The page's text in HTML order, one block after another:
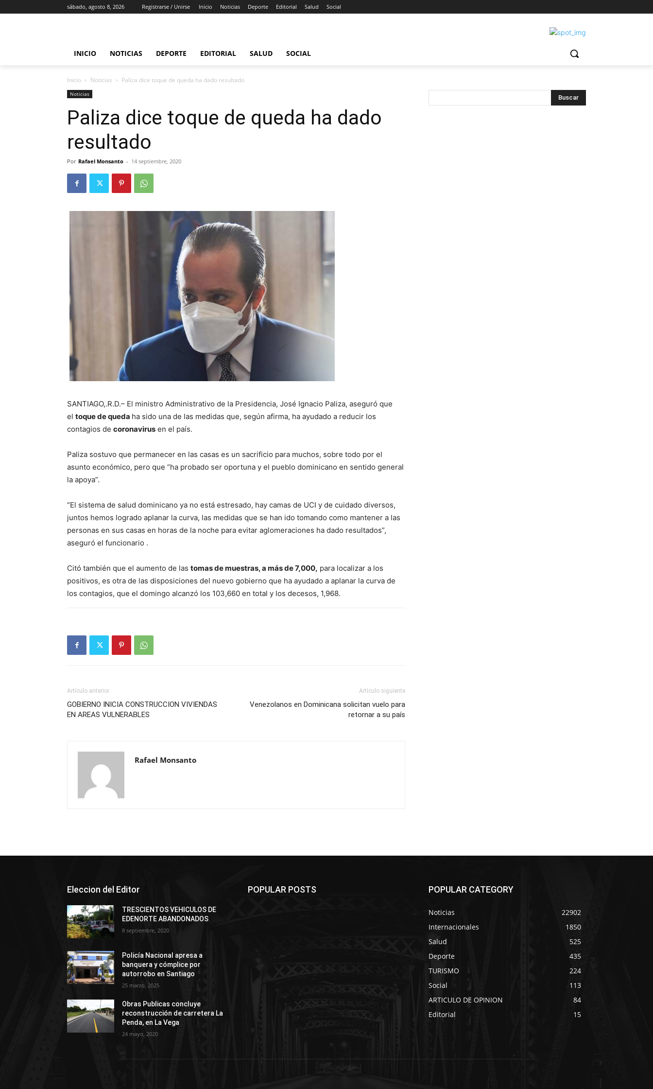
sábado, agosto 8, 2026 Registrarse / Unirse Inicio Noticias Deporte Editorial Salud Social
INICIO NOTICIAS DEPORTE EDITORIAL SALUD SOCIAL
Inicio Noticias Paliza dice toque de queda ha dado resultado
Noticias
Paliza dice toque de queda ha dado
resultado
Por Rafael Monsanto - 14 septiembre, 2020
SANTIAGO,.R.D.– El ministro Administrativo de la Presidencia, José Ignacio Paliza, aseguró que
el toque de queda ha sido una de las medidas que, según afirma, ha ayudado a reducir los
contagios de coronavirus en el país.
Paliza sostuvo que permanecer en las casas es un sacrificio para muchos, sobre todo por el
asunto económico, pero que “ha probado ser oportuna y el pueblo dominicano en sentido general
la apoya”.
“El sistema de salud dominicano ya no está estresado, hay camas de UCI y de cuidado diversos,
juntos hemos logrado aplanar la curva, las medidas que se han ido tomando como mantener a las
personas en sus casas en horas de la noche para evitar aglomeraciones ha dado resultados”,
aseguró el funcionario .
Citó también que el aumento de las tomas de muestras, a más de 7,000, para localizar a los
positivos, es otra de las disposiciones del nuevo gobierno que ha ayudado a aplanar la curva de
los contagios, que el domingo alcanzó los 103,660 en total y los decesos, 1,968.
Artículo anterior
GOBIERNO INICIA CONSTRUCCION VIVIENDAS
EN AREAS VULNERABLES
Artículo siguiente
Venezolanos en Dominicana solicitan vuelo para
retornar a su país
Rafael Monsanto
Eleccion del Editor
TRESCIENTOS VEHICULOS DE
EDENORTE ABANDONADOS
8 septiembre, 2020
Policía Nacional apresa a
banquera y cómplice por
autorrobo en Santiago
25 marzo, 2025
Obras Publicas concluye
reconstrucción de carretera La
Penda, en La Vega
24 mayo, 2020
POPULAR POSTS POPULAR CATEGORY
Noticias
22902
Internacionales
1850
Salud
525
Deporte
435
TURISMO
224
Social
113
ARTICULO DE OPINION
84
Editorial
15